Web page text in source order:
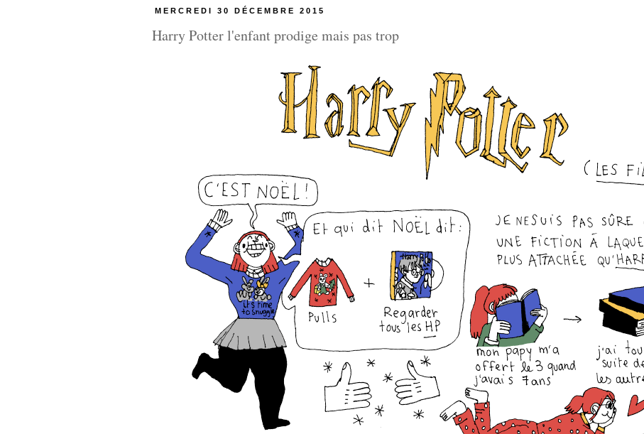
MERCREDI 30 DÉCEMBRE 2015
Harry Potter l'enfant prodige mais pas trop